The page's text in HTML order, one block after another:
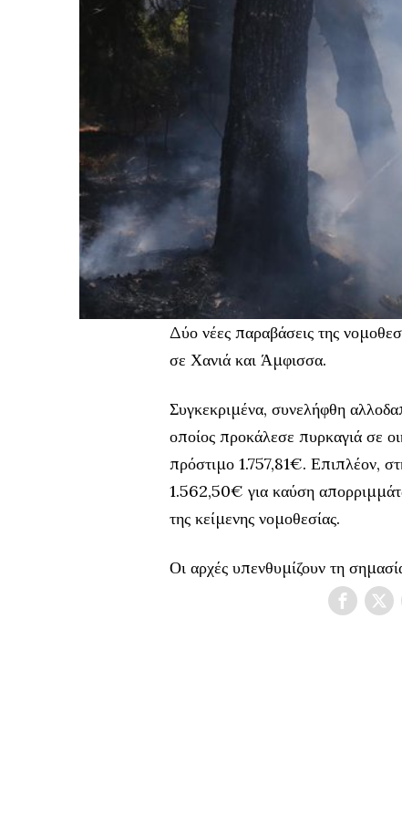
Δύο νέες παραβάσεις της
σε Χανιά και Άμφισσα.
Συγκεκριμένα, συνελήφθη
οποίος προκάλεσε πυρκαγιά σε
πρόστιμο 1.757,81€. Επιπλέον,
1.562,50€ για καύση
της κείμενης νομοθεσίας.
Οι αρχές υπενθυμίζουν τη